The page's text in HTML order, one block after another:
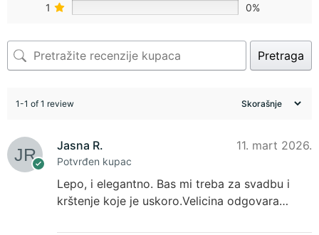
1
0%
Pretraga
1-1 of 1 review
Jasna R.
Potvrđen kupac
11. mart 2026.
Lepo, i elegantno. Bas mi treba za svadbu i
krštenje koje je uskoro.Velicina odgovara…